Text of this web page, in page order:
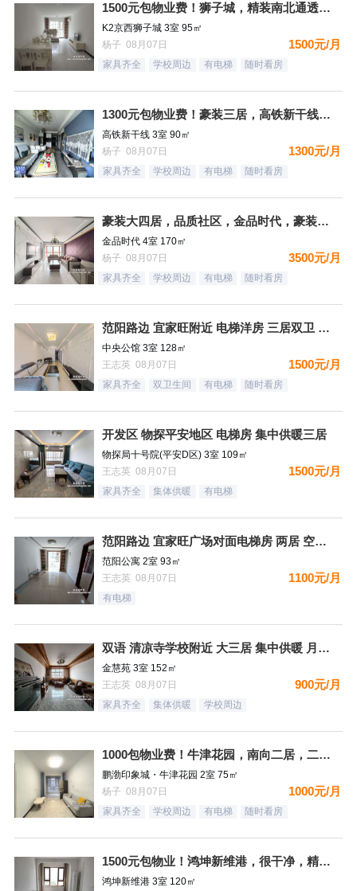
1500元包物业费！狮子城，精装南北通透大三居，家具家电齐全
K2京西狮子城 3室 95㎡
杨子 08月07日
1500元/月
家具齐全 学校周边 有电梯 随时看房
1300元包物业费！豪装三居，高铁新干线，南向，采光好，家具
高铁新干线 3室 90㎡
杨子 08月07日
1300元/月
家具齐全 学校周边 有电梯 随时看房
豪装大四居，品质社区，金品时代，豪装双卫，看房有钥匙
金品时代 4室 170㎡
杨子 08月07日
3500元/月
家具齐全 学校周边 有电梯 随时看房
范阳路边 宜家旺附近 电梯洋房 三居双卫 有钥匙
中央公馆 3室 128㎡
王志英 08月07日
1500元/月
家具齐全 双卫生间 有电梯 随时看房
开发区 物探平安地区 电梯房 集中供暖三居
物探局十号院(平安D区) 3室 109㎡
王志英 08月07日
1500元/月
家具齐全 集体供暖 有电梯
范阳路边 宜家旺广场对面电梯房 两居 空房 可配齐
范阳公寓 2室 93㎡
王志英 08月07日
1100元/月
有电梯
双语 清凉寺学校附近 大三居 集中供暖 月租900
金慧苑 3室 152㎡
王志英 08月07日
900元/月
家具齐全 集体供暖 学校周边
1000包物业费！牛津花园，南向二居，二个空调，看房有钥匙
鹏渤印象城・牛津花园 2室 75㎡
杨子 08月07日
1000元/月
家具齐全 学校周边 有电梯 随时看房
1500元包物业！鸿坤新维港，很干净，精装自住标准，都齐全，
鸿坤新维港 3室 120㎡